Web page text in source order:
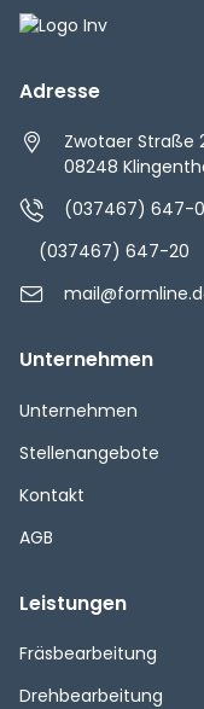
Adresse
Zwotaer Straße
08248
(037467) 647-0
(037467) 647-20
Unternehmen
Navigation
Unternehmen
Stellenangebote
Kontakt
AGB
Leistungen
Navigation
Fräsbearbeitung
Drehbearbeitung